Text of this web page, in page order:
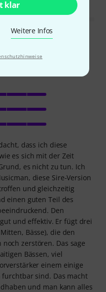
klar
Weitere Infos
dass ich diese
es sich mit der Zeit
es nicht zu tun. Ich
diese Sire-Version
und gleichzeitig
einen guten Teil des
Den
und effektiv. Er fügt drei
Bässe), die den
zerstören. Das sage
Bässen, viel
einem einige
sind. Das macht
und man kann alles